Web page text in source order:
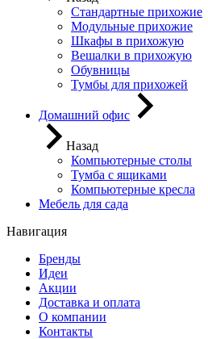
Стандартные прихожие
Модульные прихожие
Шкафы в прихожую
Вешалки в прихожую
Обувницы
Тумбы для прихожей
Домашний офис
Назад
Компьютерные столы
Тумба с ящиками
Компьютерные кресла
Мебель для сада
Навигация
Бренды
Идеи
Акции
Доставка и оплата
О компании
Контакты